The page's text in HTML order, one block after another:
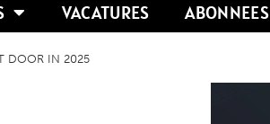
VACATURES ABONNEES
DOOR IN 2025